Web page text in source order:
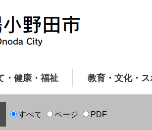
・健康・福祉 教育・文化・ス
すべて ページ PDF